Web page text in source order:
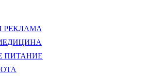
РЕКЛАМА
ПИТАНИЕ